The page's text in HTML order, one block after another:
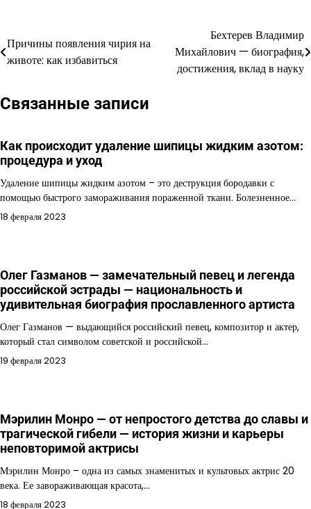
Навигация
по
Причины появления чирия на
животе: как избавиться
Бехтерев Владимир
Михайлович — биография,
достижения, вклад в науку
Связанные записи
Как происходит удаление шипицы жидким азотом:
процедура и уход
Удаление шипицы жидким азотом – это деструкция бородавки с
помощью быстрого замораживания пораженной ткани. Болезненное…
18 февраля 2023
Олег Газманов — замечательный певец и легенда
российской эстрады — национальность и
удивительная биография прославленного артиста
Олег Газманов — выдающийся российский певец, композитор и актер,
который стал символом советской и российской…
19 февраля 2023
Мэрилин Монро — от непростого детства до славы и
трагической гибели — история жизни и карьеры
неповторимой актрисы
Мэрилин Монро – одна из самых знаменитых и культовых актрис 20
века. Ее завораживающая красота,…
18 февраля 2023